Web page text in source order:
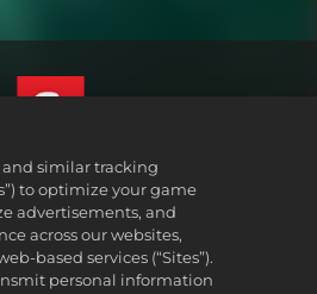
information
Cookiepolicy
Svenska
and similar tracking
to optimize your game
advertisements, and
across our websites,
based services (“Sites”).
personal information